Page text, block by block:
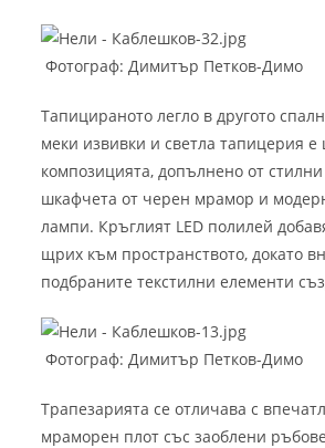
Фотограф: Димитър Петков-Димо
Тапицираното легло в другото
меки извивки и светла тапицерия
композицията, допълнено от
шкафчета от черен мрамор и
лампи. Кръглият LED полилей
щрих към пространството, докато
подбраните текстилни елементи
Фотограф: Димитър Петков-Димо
Трапезарията се отличава с
мраморен плот със заоблени